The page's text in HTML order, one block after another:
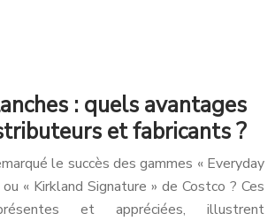
: quels avantages
et fabricants ?
le succès des gammes « Everyday
« Kirkland Signature » de Costco ? Ces
et appréciées, illustrent